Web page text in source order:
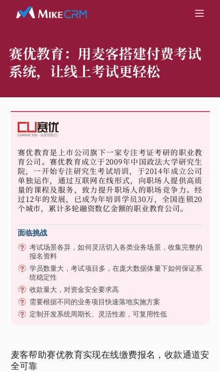
赛优教育： 用麦客搭建付费考试
系统，让线上考试更轻松
赛优教育是上市公司旗下一家专注考证考研的职业教
育公司。赛优教育成立于2009年中国政法大学研究生
院，一开始专注研究生考试培训，于2014年成立公司
单独运作，通过互联网在线形式，向职场人提供高质
量的课程及服务，致力提升职场人的职场竞争力。经
过12年的发展，已成为年培训学员30万，全国连锁20
个城市，累计多轮融资数亿金额的职业教育公司。
面临挑战
考试场景各异，如何灵活切入各类业务场景，收集完整的
报名资料
学员数量大，考试项目多，在庞大数据体量下如何保证系
统稳定性
收款量大，对资金安全要求高
需要根据不同的业务项目快速落地实施方案
定制开发系统周期长、灵活性差，可复用性低
麦客帮助赛优教育实现在线缴费报名，收款通道安
全可靠